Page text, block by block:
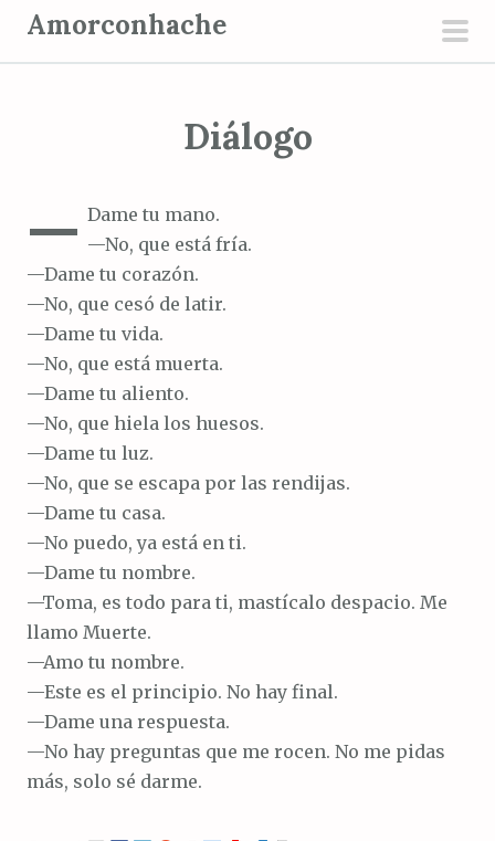
Amorconhache
Diálogo
— Dame tu mano.
—No, que está fría.
—Dame tu corazón.
—No, que cesó de latir.
—Dame tu vida.
—No, que está muerta.
—Dame tu aliento.
—No, que hiela los huesos.
—Dame tu luz.
—No, que se escapa por las rendijas.
—Dame tu casa.
—No puedo, ya está en ti.
—Dame tu nombre.
—Toma, es todo para ti, mastícalo despacio. Me
llamo Muerte.
—Amo tu nombre.
—Este es el principio. No hay final.
—Dame una respuesta.
—No hay preguntas que me rocen. No me pidas
más, solo sé darme.